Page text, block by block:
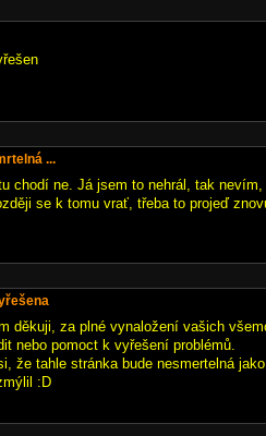
...
chodí ne. Já jsem to nehrál, tak
se k tomu vrať, třeba to projeď
děkuji, za plné vynaložení vašich
nebo pomoct k vyřešení problémů.
že tahle stránka bude nesmertelná
:D